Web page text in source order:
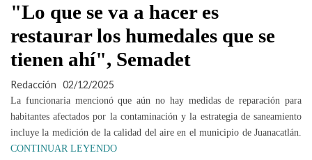
"Lo que se va a hacer es
restaurar los humedales que se
tienen ahí", Semadet
Redacción 02/12/2025
La funcionaria mencionó que aún no hay medidas de reparación para
habitantes afectados por la contaminación y la estrategia de saneamiento
incluye la medición de la calidad del aire en el municipio de Juanacatlán.
CONTINUAR LEYENDO